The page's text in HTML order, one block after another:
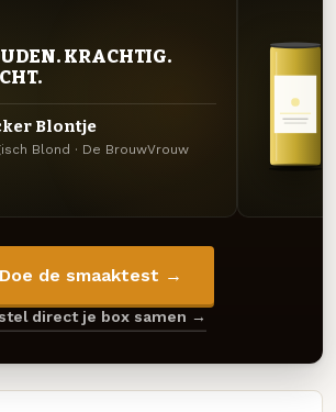
KRACHTIG.
Blontje
Blond · De BrouwVrouw
Doe de smaaktest →
direct je box samen →